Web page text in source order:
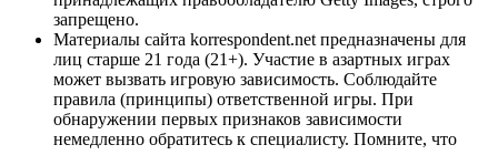
запрещено.
Материалы сайта korrespondent.net предназначены для
лиц старше 21 года (21+). Участие в азартных играх
может вызвать игровую зависимость. Соблюдайте
правила (принципы) ответственной игры. При
обнаружении первых признаков зависимости
немедленно обратитесь к специалисту. Помните, что